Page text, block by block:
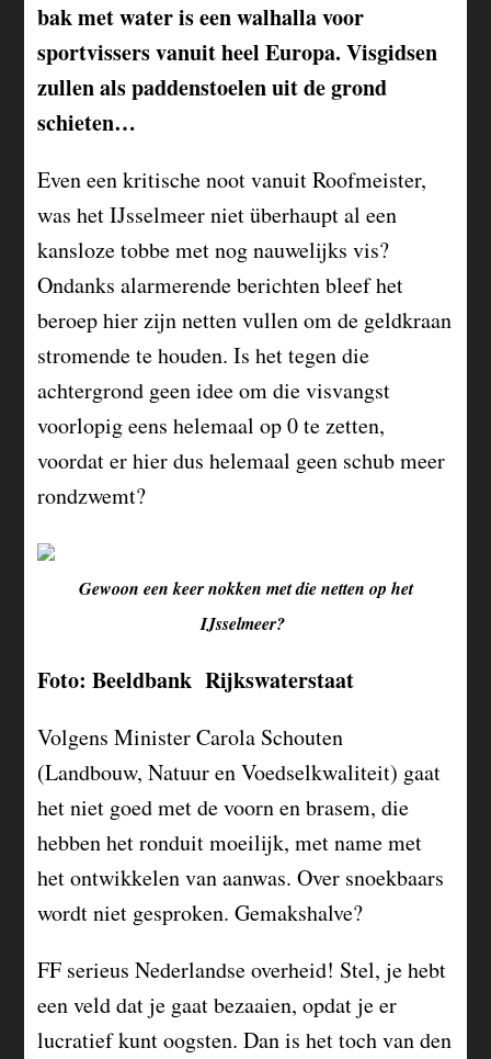
bak met water is een walhalla voor
sportvissers vanuit heel Europa. Visgidsen
zullen als paddenstoelen uit de grond
schieten…
Even een kritische noot vanuit Roofmeister,
was het IJsselmeer niet überhaupt al een
kansloze tobbe met nog nauwelijks vis?
Ondanks alarmerende berichten bleef het
beroep hier zijn netten vullen om de geldkraan
stromende te houden. Is het tegen die
achtergrond geen idee om die visvangst
voorlopig eens helemaal op 0 te zetten,
voordat er hier dus helemaal geen schub meer
rondzwemt?
Gewoon een keer nokken met die netten op het
IJsselmeer?
Foto: Beeldbank Rijkswaterstaat
Volgens Minister Carola Schouten
(Landbouw, Natuur en Voedselkwaliteit) gaat
het niet goed met de voorn en brasem, die
hebben het ronduit moeilijk, met name met
het ontwikkelen van aanwas. Over snoekbaars
wordt niet gesproken. Gemakshalve?
FF serieus Nederlandse overheid! Stel, je hebt
een veld dat je gaat bezaaien, opdat je er
lucratief kunt oogsten. Dan is het toch van den